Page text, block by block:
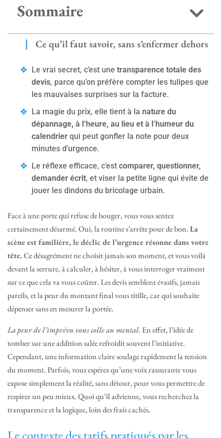
Sommaire
Ce qu’il faut savoir, sans s’enfermer dehors
Le vrai secret, c’est une transparence totale des
devis, parce qu’on préfère compter les tulipes que
les mauvaises surprises sur la facture.
La magie du prix, elle tient à la nature du
dépannage, à l’heure, au lieu et à l’humeur du
calendrier qui peut gonfler la note pour deux
minutes d’urgence.
Le réflexe efficace, c’est comparer, questionner,
demander écrit, et viser la petite ligne qui évite de
jouer les dindons du bricolage urbain.
Face à une porte qui refuse de bouger, vous vous sentez
certainement désarmé. Oui, la routine s’arrête pour de bon.La
scène est familière, le déclic de l’urgence résonne dans votre
tête.Ce désagrément ne choisit jamais son moment, et vous voilà
devant la serrure, à calculer, à hésiter, à vous interroger vraiment
sur ce que cela va vous coûter. Les devis semblent évasifs, jamais
pareils, et la peur du montant final vous titille, car qui souhaite
dépenser sans en mesurer la portée.
La peur de l’imprévu vous colle au mental. En effet, l’idée de
tomber sur une addition salée refroidit souvent l’initiative.
Cependant, une information claire soulage rapidement la tension
du moment. Parfois, vous espérez qu’une voix rassurante vous
expose simplement la réalité, sans détour, pour vous permettre de
respirer un peu mieux. Quoi qu’il advienne, vous recherchez la
transparence et la logique, loin des frais cachés.